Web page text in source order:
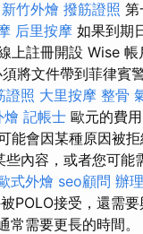
新竹外燴 撥筋證照 第
后里按摩 如果到期
上註冊開設 Wise
將文件帶到菲律賓
證照 大里按摩 整骨
燴 記帳士 歐元的費
能會因某種原因被拒
內容，或者您​​可能
式外燴 seo顧問 辦
POLO接受，還需
常需要更長的時間。